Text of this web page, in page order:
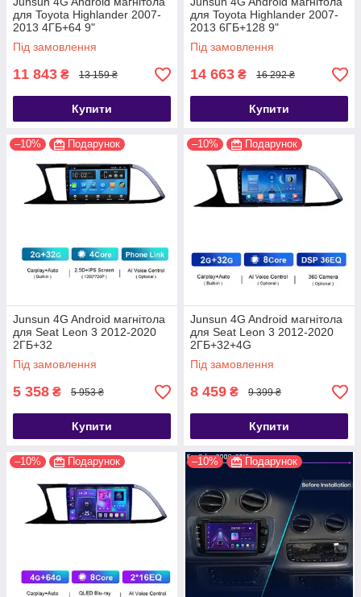
для Toyota Highlander 2007-
2013 4ГБ+64 9"
Під замовлення
11 843 ₴ 13 159 ₴
Купити
для Toyota Highlander 2007-
2013 6ГБ+128 9"
Під замовлення
14 663 ₴ 16 292 ₴
Купити
–10% Подарунок
Junsun 4G Android магнітола
для Seat Leon 3 2012-2020
2ГБ+32
Під замовлення
5 358 ₴ 5 953 ₴
Купити
–10% Подарунок
Junsun 4G Android магнітола
для Seat Leon 3 2012-2020
2ГБ+32+4G
Під замовлення
8 459 ₴ 9 399 ₴
Купити
–10% Подарунок –10% Подарунок